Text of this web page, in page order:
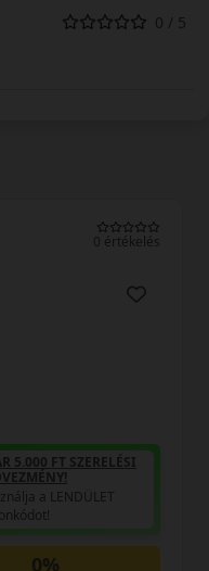
0 / 5
0 értékelés
5.000 FT SZERELÉSI
a LENDÜLET
0%